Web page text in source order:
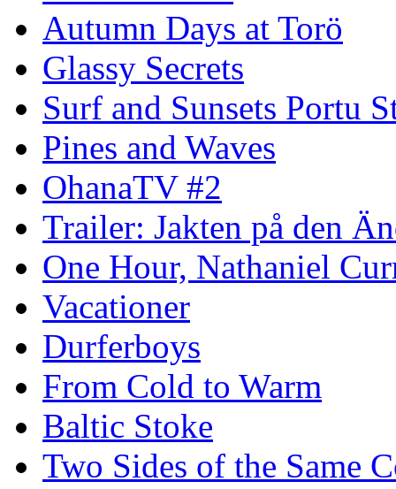
Autumn Days at Torö
Glassy Secrets
Surf and Sunsets Portu
Pines and Waves
OhanaTV #2
Trailer: Jakten på den
One Hour, Nathaniel
Vacationer
Durferboys
From Cold to Warm
Baltic Stoke
Two Sides of the Same